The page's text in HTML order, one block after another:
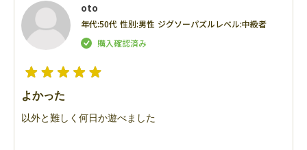
oto
年代:50代 性別:男性 ジグソーパズルレベル:中級者
よかった
以外と難しく何日か遊べました